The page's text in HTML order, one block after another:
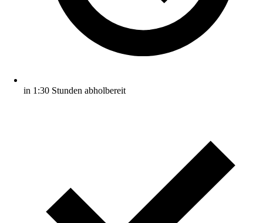
in 1:30 Stunden abholbereit